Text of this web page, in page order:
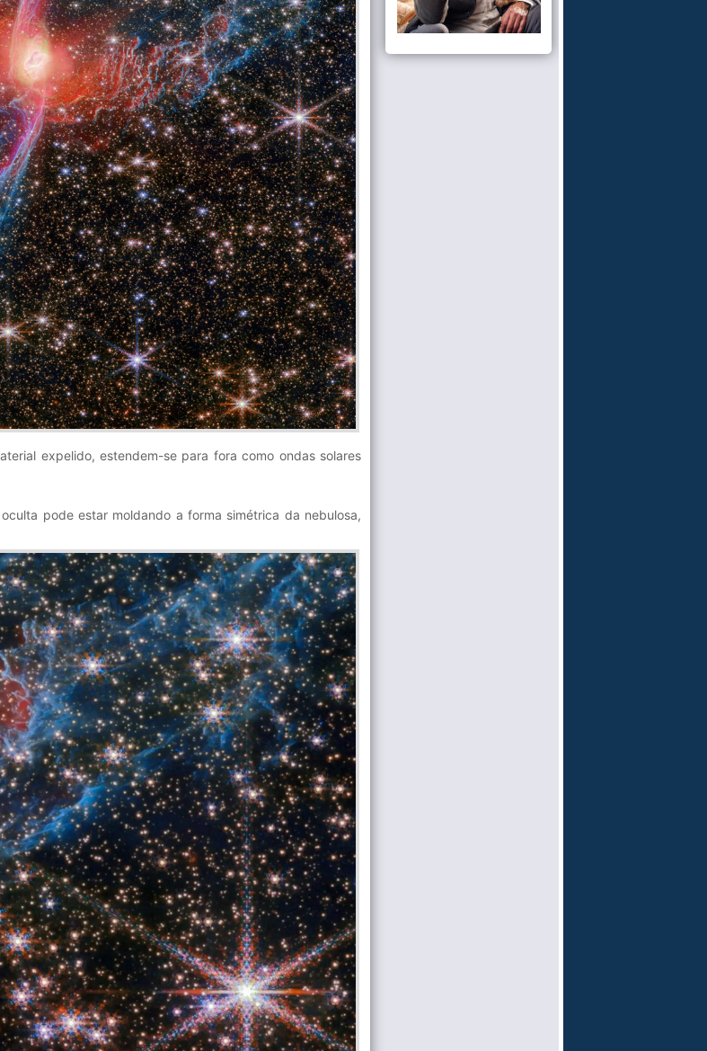
expelido, estendem-se para fora como ondas solares
pode estar moldando a forma simétrica da nebulosa,